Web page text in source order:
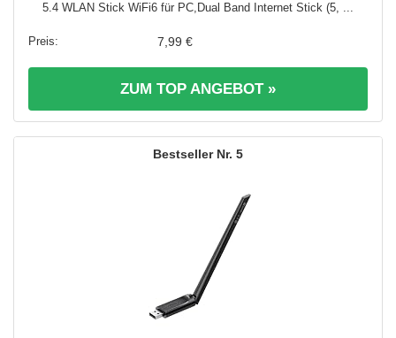
5.4 WLAN Stick WiFi6 für PC,Dual Band Internet Stick (5, ...
7,99 €
ZUM TOP ANGEBOT »
5